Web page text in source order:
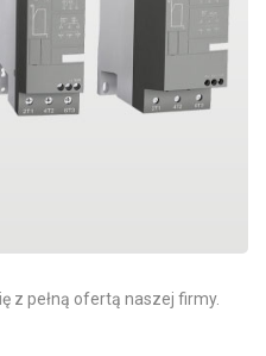
z pełną ofertą naszej firmy.